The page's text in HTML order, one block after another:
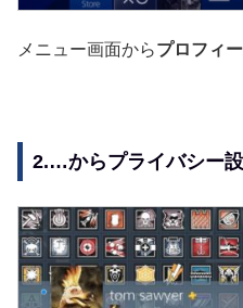
メニュー画面からプロフィ
2.…からプライバシー